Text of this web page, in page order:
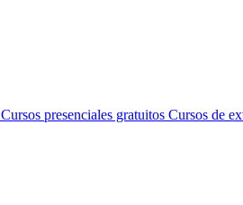
Cursos presenciales gratuitos Cursos de